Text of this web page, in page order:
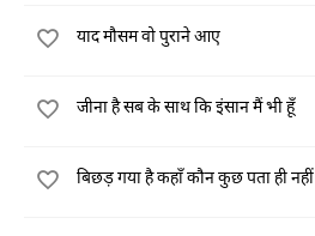
याद मौसम वो पुराने आए
जीना है सब के साथ कि इंसान मैं भी हूँ
बिछड़ गया है कहाँ कौन कुछ पता ही नहीं